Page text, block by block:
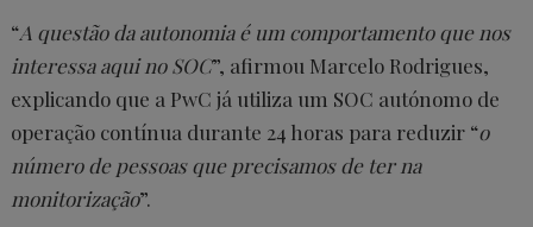
“A questão da autonomia é um comportamento que nos
interessa aqui no SOC”, afirmou Marcelo Rodrigues,
explicando que a PwC já utiliza um SOC autónomo de
operação contínua durante 24 horas para reduzir “o
número de pessoas que precisamos de ter na
monitorização”.